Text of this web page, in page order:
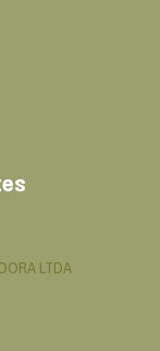
LTDA